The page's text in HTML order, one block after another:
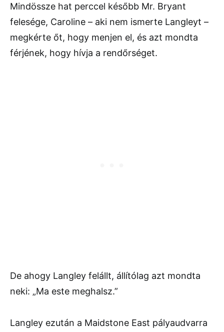
Mindössze hat perccel később Mr. Bryant
felesége, Caroline – aki nem ismerte Langleyt –
megkérte őt, hogy menjen el, és azt mondta
férjének, hogy hívja a rendőrséget.
De ahogy Langley felállt, állítólag azt mondta
neki: „Ma este meghalsz.”
Langley ezután a Maidstone East pályaudvarra